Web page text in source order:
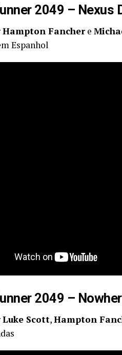
2049 – Nexus
Hampton Fanchere
Espanhol
2049 –
Luke Scott,Hampton